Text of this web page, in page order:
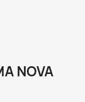
NOVA